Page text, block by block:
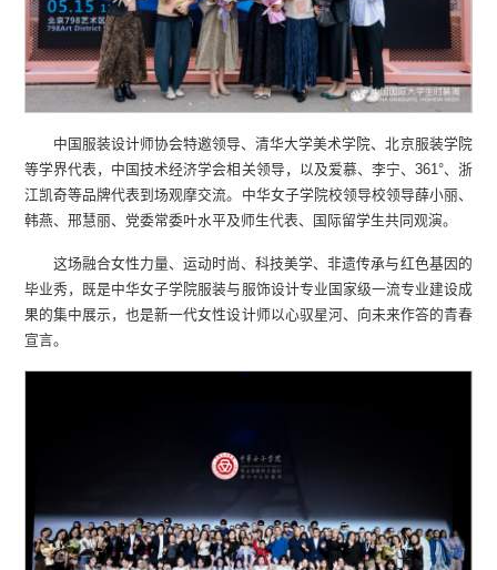
中国服装设计师协会特邀领导、清华大学美术学院、北京服装学院
等学界代表，中国技术经济学会相关领导，以及爱慕、李宁、361°、浙
江凯奇等品牌代表到场观摩交流。中华女子学院校领导校领导薛小丽、
韩燕、邢慧丽、党委常委叶水平及师生代表、国际留学生共同观演。
这场融合女性力量、运动时尚、科技美学、非遗传承与红色基因的
毕业秀，既是中华女子学院服装与服饰设计专业国家级一流专业建设成
果的集中展示，也是新一代女性设计师以心驭星河、向未来作答的青春
宣言。